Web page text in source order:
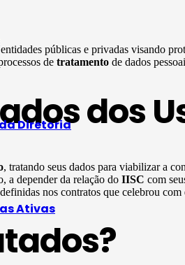
Diretoria
Ativas
públicas e privadas visando
de tratamento de dados
dos
, tratando seus dados para viabilizar a
a depender da relação do IISC com
nos contratos que celebrou com